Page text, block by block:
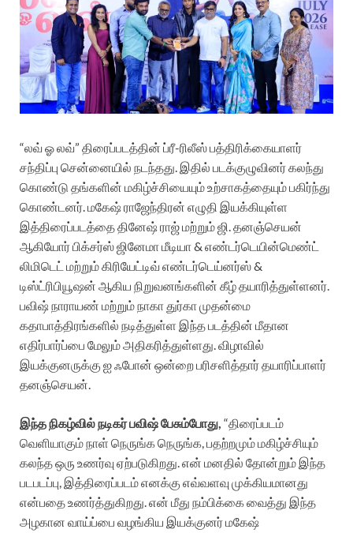
“லவ் ஓ லவ்” திரைப்படத்தின் ப்ரீ-ரிலீஸ் பத்திரிக்கையாளர்
சந்திப்பு சென்னையில் நடந்தது. இதில் படக்குழுவினர் கலந்து
கொண்டு தங்களின் மகிழ்ச்சியையும் உற்சாகத்தையும் பகிர்ந்து
கொண்டனர். மகேஷ் ராஜேந்திரன் எழுதி இயக்கியுள்ள
இத்திரைப்படத்தை தினேஷ் ராஜ் மற்றும் ஜி. தனஞ்செயன்
ஆகியோர் பிக்சர்ஸ் ஜினேமா மீடியா & எண்டர்டெயின்மெண்ட்
லிமிடெட் மற்றும் கிரியேட்டிவ் எண்டர்டெய்னர்ஸ் &
டிஸ்ட்ரிபியூஷன் ஆகிய நிறுவனங்களின் கீழ் தயாரித்துள்ளனர்.
பவிஷ் நாராயண் மற்றும் நாகா துர்கா முதன்மை
கதாபாத்திரங்களில் நடித்துள்ள இந்த படத்தின் மீதான
எதிர்பார்ப்பை மேலும் அதிகரித்துள்ளது. விழாவில்
இயக்குனருக்கு ஐ ஃபோன் ஒன்றை பரிசளித்தார் தயாரிப்பாளர்
தனஞ்செயன்.
இந்த நிகழ்வில் நடிகர் பவிஷ் பேசும்போது, “திரைப்படம்
வெளியாகும் நாள் நெருங்க நெருங்க, பதற்றமும் மகிழ்ச்சியும்
கலந்த ஒரு உணர்வு ஏற்படுகிறது. என் மனதில் தோன்றும் இந்த
படபடப்பு, இத்திரைப்படம் எனக்கு எவ்வளவு முக்கியமானது
என்பதை உணர்த்துகிறது. என் மீது நம்பிக்கை வைத்து இந்த
அழகான வாய்ப்பை வழங்கிய இயக்குனர் மகேஷ்